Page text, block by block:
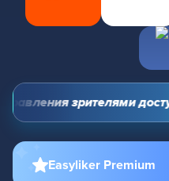
зрителями
Easyliker Premium